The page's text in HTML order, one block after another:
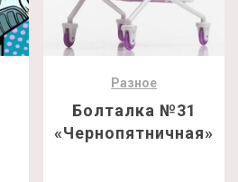
Разное
Болталка №31
«Чернопятничная»